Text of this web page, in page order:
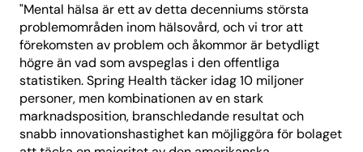
"Mental hälsa är ett av detta decenniums största
problemområden inom hälsovård, och vi tror att
förekomsten av problem och åkommor är betydligt
högre än vad som avspeglas i den offentliga
statistiken. Spring Health täcker idag 10 miljoner
personer, men kombinationen av en stark
marknadsposition, branschledande resultat och
snabb innovationshastighet kan möjliggöra för bolaget